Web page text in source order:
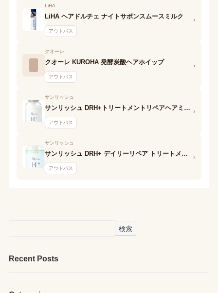
LiHA
LiHA ヘアドルチェ ナイトサボンスムースミルク
アウトバス
›
クオーレ
クオーレ KUROHA 発酵炭酸ヘアホイップ
アウトバス
›
サンリッシュ
サンリッシュ DRH+トリートメントリペアヘアミルク
アウトバス
›
サンリッシュ
サンリッシュ DRH+ デイリーリペア トリートメントリペアヘアオイル
アウトバス
›
検索
Recent Posts